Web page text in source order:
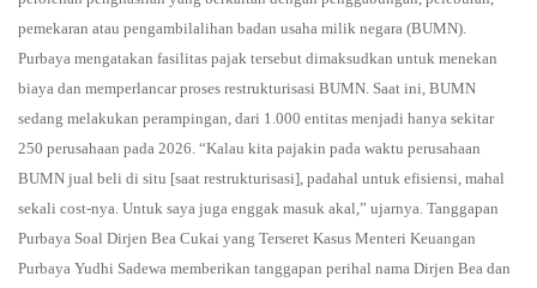
pemekaran atau pengambilalihan badan usaha milik negara (BUMN).
Purbaya mengatakan fasilitas pajak tersebut dimaksudkan untuk menekan
biaya dan memperlancar proses restrukturisasi BUMN. Saat ini, BUMN
sedang melakukan perampingan, dari 1.000 entitas menjadi hanya sekitar
250 perusahaan pada 2026. “Kalau kita pajakin pada waktu perusahaan
BUMN jual beli di situ [saat restrukturisasi], padahal untuk efisiensi, mahal
sekali cost-nya. Untuk saya juga enggak masuk akal,” ujarnya. Tanggapan
Purbaya Soal Dirjen Bea Cukai yang Terseret Kasus Menteri Keuangan
Purbaya Yudhi Sadewa memberikan tanggapan perihal nama Dirjen Bea dan